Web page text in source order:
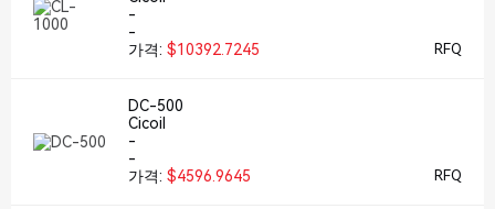
-
-
가격: $10392.7245 RFQ
DC-500
Cicoil
-
-
가격: $4596.9645 RFQ